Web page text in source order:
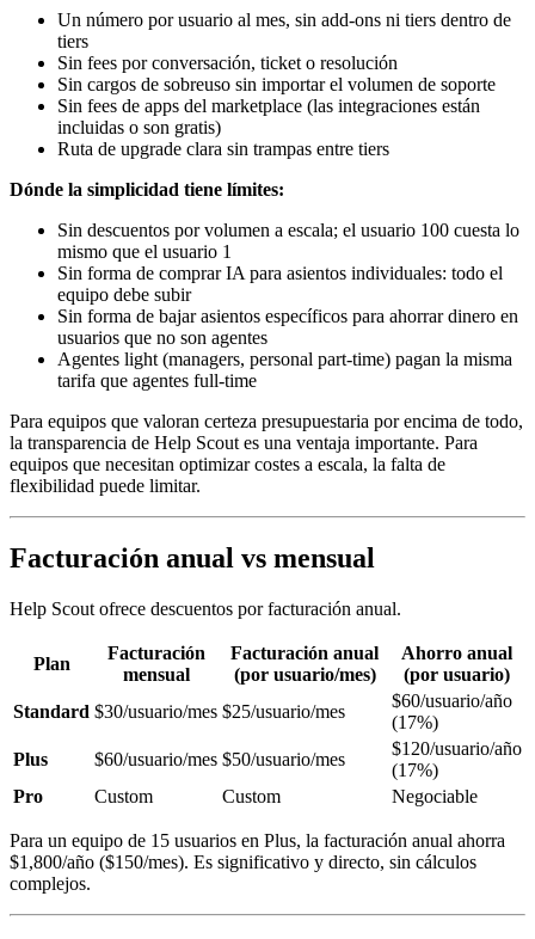
Un número por usuario al mes, sin add-ons ni tiers dentro de
tiers
Sin fees por conversación, ticket o resolución
Sin cargos de sobreuso sin importar el volumen de soporte
Sin fees de apps del marketplace (las integraciones están
incluidas o son gratis)
Ruta de upgrade clara sin trampas entre tiers
Dónde la simplicidad tiene límites:
Sin descuentos por volumen a escala; el usuario 100 cuesta lo
mismo que el usuario 1
Sin forma de comprar IA para asientos individuales: todo el
equipo debe subir
Sin forma de bajar asientos específicos para ahorrar dinero en
usuarios que no son agentes
Agentes light (managers, personal part-time) pagan la misma
tarifa que agentes full-time
Para equipos que valoran certeza presupuestaria por encima de todo,
la transparencia de Help Scout es una ventaja importante. Para
equipos que necesitan optimizar costes a escala, la falta de
flexibilidad puede limitar.
Facturación anual vs mensual
Help Scout ofrece descuentos por facturación anual.
Plan
Facturación
mensual
Facturación anual
(por usuario/mes)
Ahorro anual
(por usuario)
Standard $30/usuario/mes $25/usuario/mes
$60/usuario/año
(17%)
Plus
$60/usuario/mes $50/usuario/mes
$120/usuario/año
(17%)
Pro
Custom Custom Negociable
Para un equipo de 15 usuarios en Plus, la facturación anual ahorra
$1,800/año ($150/mes). Es significativo y directo, sin cálculos
complejos.